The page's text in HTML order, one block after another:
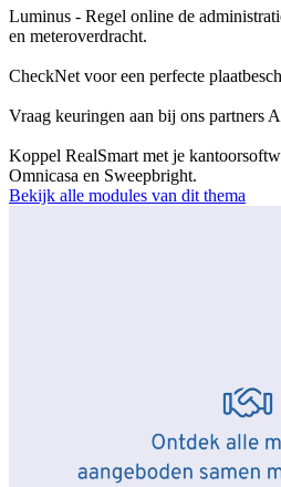
Luminus - Regel online de
en meteroverdracht.
CheckNet voor een perfecte
Vraag keuringen aan bij ons partners
Koppel RealSmart met je
Omnicasa en Sweepbright.
Bekijk alle modules van dit thema